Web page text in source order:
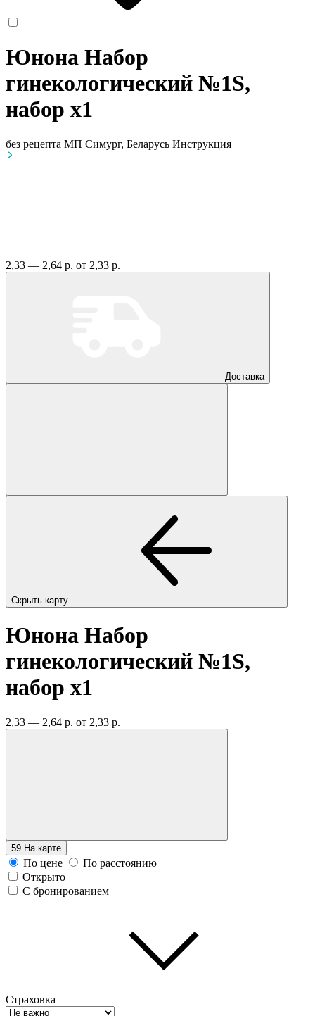
Юнона Набор
гинекологический №1S,
набор x1
без рецепта МП Симург, Беларусь Инструкция
2,33 — 2,64 р. от 2,33 р.
Доставка
Скрыть карту
Юнона Набор
гинекологический №1S,
набор x1
2,33 — 2,64 р. от 2,33 р.
59 На карте
По цене
По расстоянию
Открыто
С бронированием
Страховка